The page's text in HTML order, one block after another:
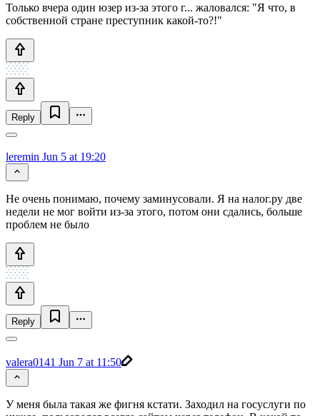
Только вчера один юзер из-за этого г... жаловался: "Я что, в
собственной стране преступник какой-то?!"
Reply
leremin Jun 5 at 19:20
Не очень понимаю, почему заминусовали. Я на налог.ру две
недели не мог войти из-за этого, потом они сдались, больше
проблем не было
Reply
valera0141 Jun 7 at 11:50
У меня была такая же фигня кстати. Заходил на госуслуги по